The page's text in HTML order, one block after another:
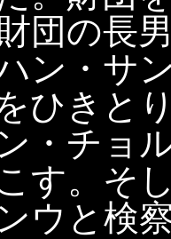
団の長
ン・サ
ひきと
・チョ
す。そ
ウと検